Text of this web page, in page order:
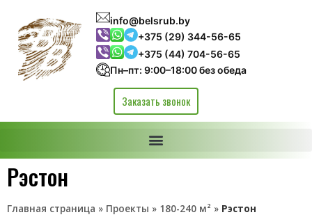
info@belsrub.by
+375 (29) 344-56-65
+375 (44) 704-56-65
Пн–пт: 9:00–18:00 без обеда
Заказать звонок
Рэстон
Главная страница » Проекты » 180-240 м² » Рэстон